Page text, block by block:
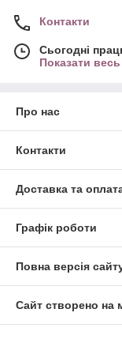
Контакти
Сьогодні
Показати
Про нас
Контакти
Доставка та
Графік роботи
Повна версія
Сайт створено на